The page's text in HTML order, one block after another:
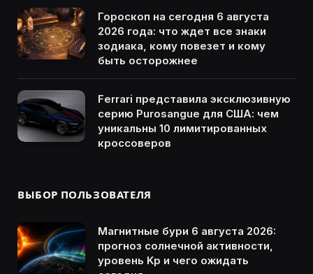
Гороскоп на сегодня 6 августа
2026 года: что ждет все знаки
зодиака, кому повезет и кому
быть осторожнее
Ferrari представила эксклюзивную
серию Purosangue для США: чем
уникальны 10 лимитированных
кроссоверов
ВЫБОР ПОЛЬЗОВАТЕЛЯ
Магнитные бури 6 августа 2026:
прогноз солнечной активности,
уровень Kp и чего ожидать